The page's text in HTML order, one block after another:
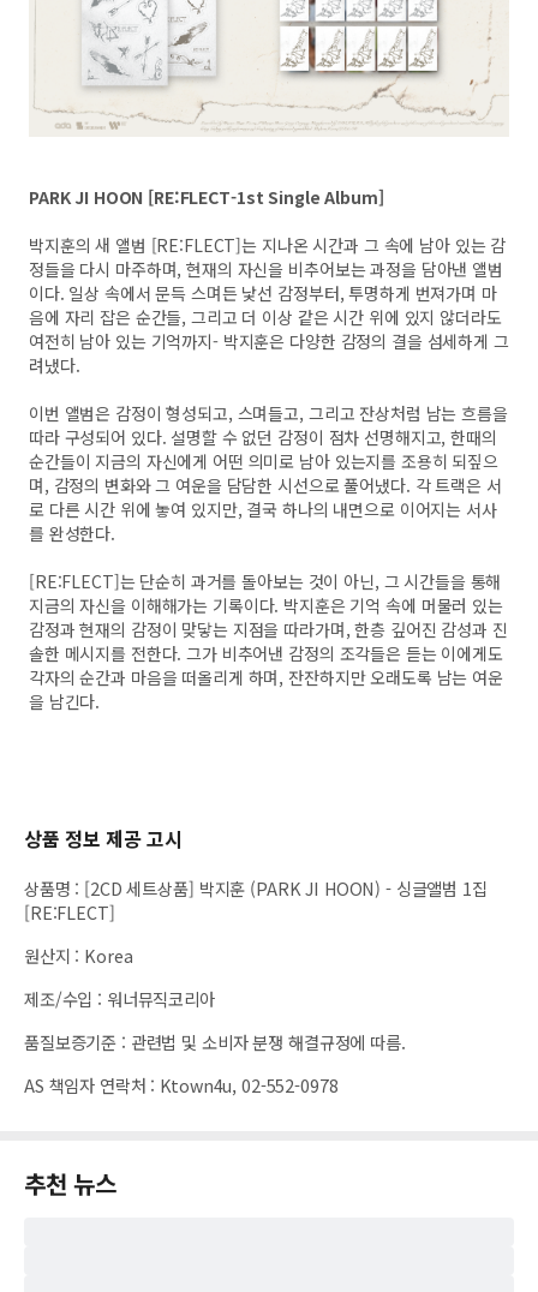
PARK JI HOON [RE:FLECT-1st Single Album]
박지훈의 새 앨범 [RE:FLECT]는 지나온 시간과 그 속에 남아 있는 감
정들을 다시 마주하며, 현재의 자신을 비추어보는 과정을 담아낸 앨범
이다. 일상 속에서 문득 스며든 낯선 감정부터, 투명하게 번져가며 마
음에 자리 잡은 순간들, 그리고 더 이상 같은 시간 위에 있지 않더라도
여전히 남아 있는 기억까지- 박지훈은 다양한 감정의 결을 섬세하게 그
려냈다.
이번 앨범은 감정이 형성되고, 스며들고, 그리고 잔상처럼 남는 흐름을
따라 구성되어 있다. 설명할 수 없던 감정이 점차 선명해지고, 한때의
순간들이 지금의 자신에게 어떤 의미로 남아 있는지를 조용히 되짚으
며, 감정의 변화와 그 여운을 담담한 시선으로 풀어냈다. 각 트랙은 서
로 다른 시간 위에 놓여 있지만, 결국 하나의 내면으로 이어지는 서사
를 완성한다.
[RE:FLECT]는 단순히 과거를 돌아보는 것이 아닌, 그 시간들을 통해
지금의 자신을 이해해가는 기록이다. 박지훈은 기억 속에 머물러 있는
감정과 현재의 감정이 맞닿는 지점을 따라가며, 한층 깊어진 감성과 진
솔한 메시지를 전한다. 그가 비추어낸 감정의 조각들은 듣는 이에게도
각자의 순간과 마음을 떠올리게 하며, 잔잔하지만 오래도록 남는 여운
을 남긴다.
상품 정보 제공 고시
상품명 : [2CD 세트상품] 박지훈 (PARK JI HOON) - 싱글앨범 1집
[RE:FLECT]
원산지 : Korea
제조/수입 : 워너뮤직코리아
품질보증기준 : 관련법 및 소비자 분쟁 해결규정에 따름.
AS 책임자 연락처 : Ktown4u, 02-552-0978
추천 뉴스